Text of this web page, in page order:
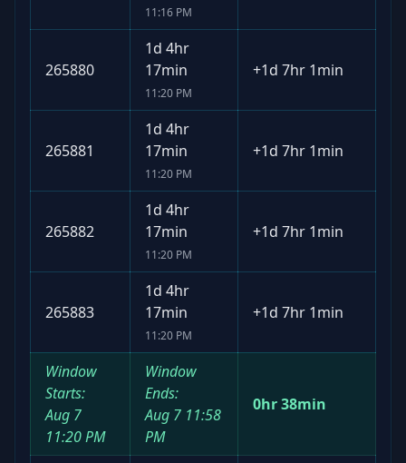
11:16 PM
265880
1d 4hr
17min
11:20 PM
+1d 7hr 1min
265881
1d 4hr
17min
11:20 PM
+1d 7hr 1min
265882
1d 4hr
17min
11:20 PM
+1d 7hr 1min
265883
1d 4hr
17min
11:20 PM
+1d 7hr 1min
Window
Starts:
Aug 7
11:20 PM
Window
Ends:
Aug 7 11:58
PM
0hr 38min